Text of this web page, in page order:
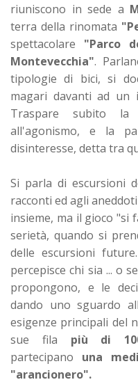
riuniscono in sede a
terra della rinomata
spettacolare "Parco
Montevecchia".
tipologie di bici, si
magari davanti ad un
Traspare subito
all'agonismo, e la
disinteresse, detta tra
Si parla di escursioni
racconti ed agli
insieme, ma il gioco "si
serietà, quando si
delle escursioni
percepisce chi sia ... o
propongono, e le
dando uno sguardo
esigenze principali del
sue fila più di
partecipano una
"arancionero".